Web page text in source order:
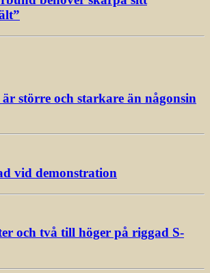
större och starkare än någonsin
vid demonstration
och två till höger på riggad S-